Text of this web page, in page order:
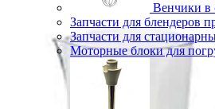
Венчики в
Запчасти для блендеров
Запчасти для
Моторные блоки для